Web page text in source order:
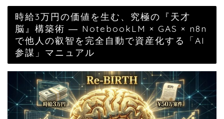
時給3万円の価値を生む、究極の『天才
脳』構築術 ― NotebookLM × GAS × n8n
で他人の叡智を完全自動で資産化する「AI
参謀」マニュアル